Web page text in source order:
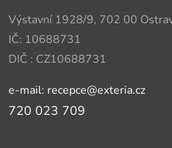
Výstavní 1928/9, 702 00
IČ: 10688731
DIČ : CZ10688731
e-mail: recepce@exteria.cz
720 023 709